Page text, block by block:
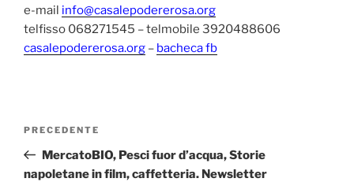
e-mail info@casalepodererosa.org
telfisso 068271545 – telmobile 3920488606
casalepodererosa.org – bacheca fb
Articolo
precedente:
PRECEDENTE
MercatoBIO, Pesci fuor d’acqua, Storie
napoletane in film, caffetteria. Newsletter